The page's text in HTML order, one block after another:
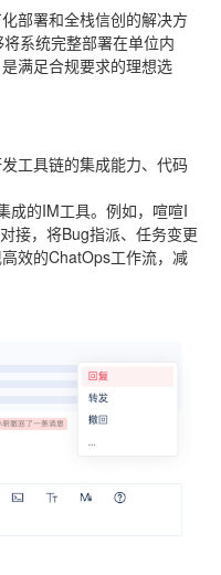
部署和全栈信创的解决方
系统完整部署在单位内
满足合规要求的理想选
工具链的集成能力、代码
成的IM工具。例如，喧喧I
接，将Bug指派、任务变更
效的ChatOps工作流，减